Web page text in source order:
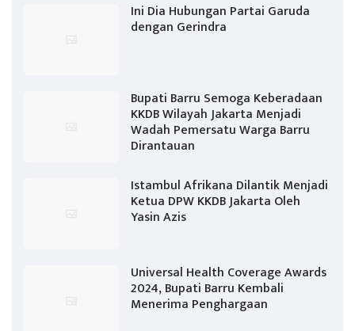
Ini Dia Hubungan Partai Garuda
dengan Gerindra
Bupati Barru Semoga Keberadaan
KKDB Wilayah Jakarta Menjadi
Wadah Pemersatu Warga Barru
Dirantauan
Istambul Afrikana Dilantik Menjadi
Ketua DPW KKDB Jakarta Oleh
Yasin Azis
Universal Health Coverage Awards
2024, Bupati Barru Kembali
Menerima Penghargaan